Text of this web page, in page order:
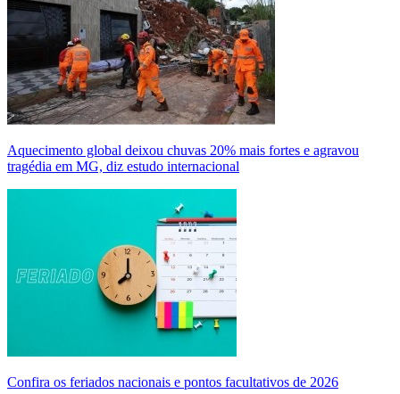
Aquecimento global deixou chuvas 20% mais fortes e agravou
tragédia em MG, diz estudo internacional
Confira os feriados nacionais e pontos facultativos de 2026